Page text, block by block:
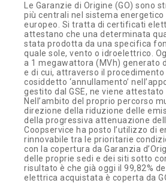
Le Garanzie di Origine (GO) sono
più centrali nel sistema energetico
europeo. Si tratta di certificati
attestano che una determinata
stata prodotta da una specifica
quale sole, vento o idroelettrico.
a 1 megawattora (MVh) generato
e di cui, attraverso il
cosiddetto ‘annullamento’
gestito dal GSE, ne viene attestato
Nell’ambito del proprio percorso
direzione della riduzione delle
della progressiva attenuazione
Coopservice ha posto l’utilizzo di
rinnovabile tra le prioritarie
con la copertura da Garanzia
delle proprie sedi e dei siti sotto
risultato è che già oggi il 99,82%
elettrica acquistata è coperta da